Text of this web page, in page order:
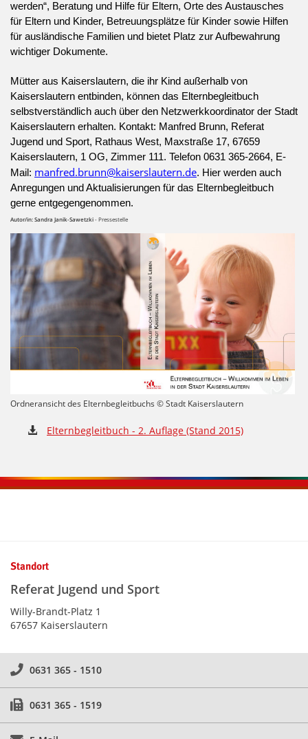
werden“, Beratung und Hilfe für Eltern, Orte des Austausches
für Eltern und Kinder, Betreuungsplätze für Kinder sowie Hilfen
für ausländische Familien und bietet Platz zur Aufbewahrung
wichtiger Dokumente.
Mütter aus Kaiserslautern, die ihr Kind außerhalb von
Kaiserslautern entbinden, können das Elternbegleitbuch
selbstverständlich auch über den Netzwerkkoordinator der Stadt
Kaiserslautern erhalten. Kontakt: Manfred Brunn, Referat
Jugend und Sport, Rathaus West, Maxstraße 17, 67659
Kaiserslautern, 1 OG, Zimmer 111. Telefon 0631 365-2664, E-
Mail: manfred.brunn@kaiserslautern.de. Hier werden auch
Anregungen und Aktualisierungen für das Elternbegleitbuch
gerne entgegengenommen.
Autor/in: Sandra Janik-Sawetzki- Pressestelle
Ordneransicht des Elternbegleitbuchs © Stadt Kaiserslautern
Elternbegleitbuch - 2. Auflage (Stand 2015)
Standort
Referat Jugend und Sport
Willy-Brandt-Platz 1
67657 Kaiserslautern
0631 365 - 1510
0631 365 - 1519